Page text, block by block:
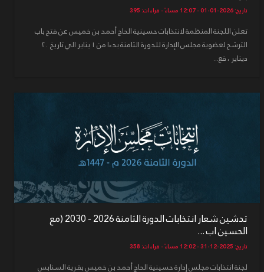
تاريخ: 2026-01-01 - 12:07 مساءً - قراءات: 395
تعلن اللجنة المنظمة لانتخابات حسينية الحاج أحمد بن خميس عن فتح باب
الترشح لعضوية مجلس الإدارة للدورة الثامنة بدءا من ١ يناير الي تاريخ ٢٠
ديناير ، فع...
تدشين شعار انتخابات الدورة الثامنة 2026 - 2030 (مع
الحسين اب ...
تاريخ: 2025-12-31 - 12:02 مساءً - قراءات: 358
لجنة انتخابات مجلس إدارة حسينية الحاج أحمد بن خميس بقرية السنابس